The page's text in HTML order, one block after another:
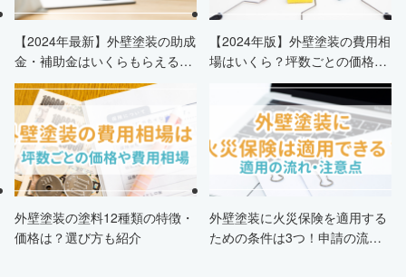
【2024年最新】外壁塗装の助成
金・補助金はいくらもらえる？
申請条件・市区町村情報・安く
する方法も紹介！
【2024年版】外壁塗装の費用相
場はいくら？坪数ごとの価格も
外壁塗装の塗料12種類の特徴・
価格は？選び方も紹介
外壁塗装に火災保険を適用する
ための条件は3つ！申請の流